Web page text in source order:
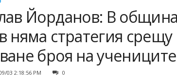
Йорданов: В
няма стратегия срещу
броя на учениците
03 2:18:56 PM 0